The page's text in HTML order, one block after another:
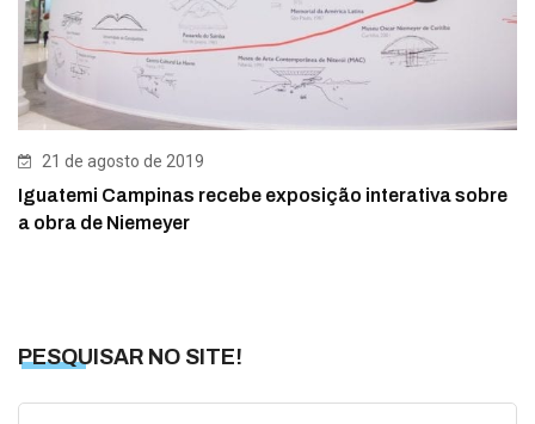
21 de agosto de 2019
Iguatemi Campinas recebe exposição interativa sobre
a obra de Niemeyer
PESQUISAR NO SITE!